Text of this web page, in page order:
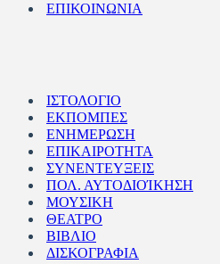
ΕΠΙΚΟΙΝΩΝΙΑ
ΙΣΤΟΛΟΓΙΟ
ΕΚΠΟΜΠΕΣ
ΕΝΗΜΕΡΩΣΗ
ΕΠΙΚΑΙΡΟΤΗΤΑ
ΣΥΝΕΝΤΕΥΞΕΙΣ
ΠΟΛ. ΑΥΤΟΔΙΟΊΚΗΣΗ
ΜΟΥΣΙΚΗ
ΘΕΑΤΡΟ
ΒΙΒΛΙΟ
ΔΙΣΚΟΓΡΑΦΙΑ